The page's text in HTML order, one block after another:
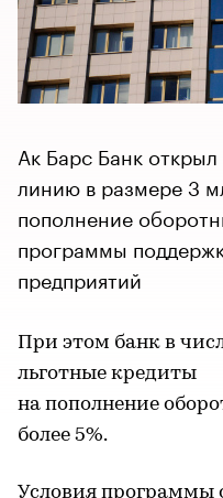
Ак Барс Банк
линию в размере 3
пополнение
программы
предприятий
При этом банк в
льготные кредиты
на пополнение
более 5%.
Условия программы